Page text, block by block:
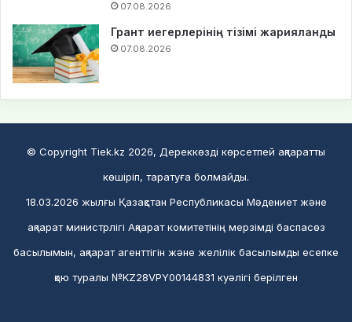
07.08.2026
Грант иегерлерінің тізімі жарияланды
07.08.2026
© Copyright Tiek.kz 2026, Дереккөзді көрсетпей ақпаратты
көшіріп, таратуға болмайды.
18.03.2026 жылғы Қазақстан Республикасы Мәдениет және
ақпарат министрлігі Ақпарат комитетінің мерзімді баспасөз
басылымын, ақпарат агенттігін және желілік басылымды есепке
қою туралы №KZ28VPY00144831 куәлігі берілген